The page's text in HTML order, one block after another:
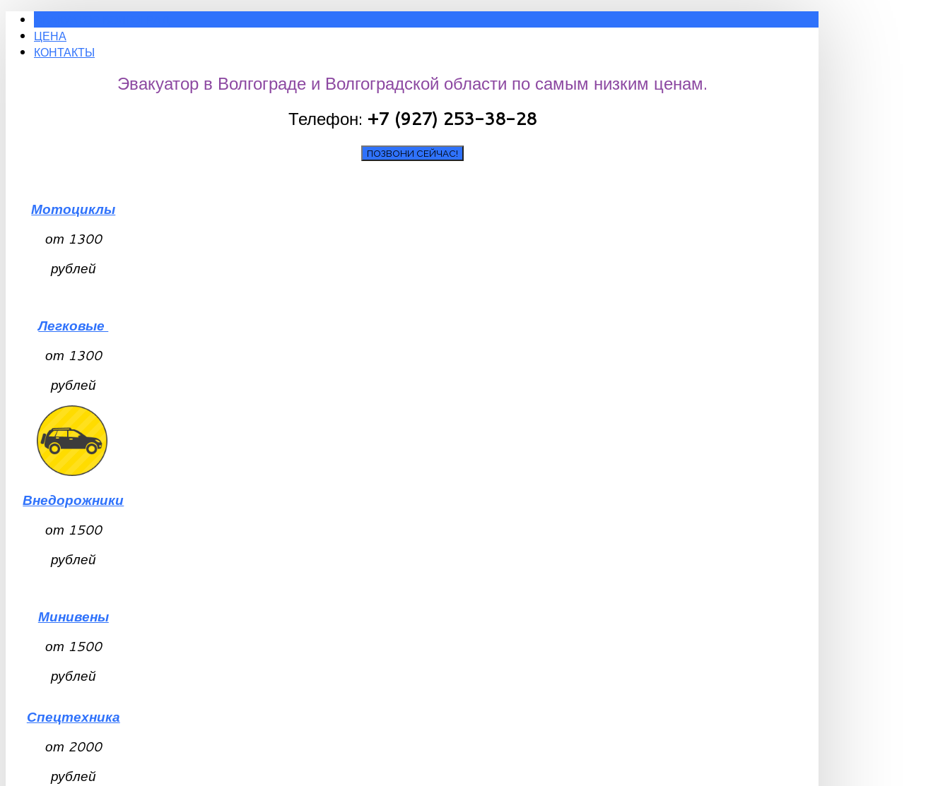
ЦЕНА
КОНТАКТЫ
Эвакуатор в Волгограде и Волгоградской области по самым низким ценам.
Телефон: +7 (927) 253-38-28
ПОЗВОНИ СЕЙЧАС!
Мотоциклы
от 1300
рублей
Легковые
от 1300
рублей
Внедорожники
от 1500
рублей
Минивены
от 1500
рублей
Спецтехника
от 2000
рублей